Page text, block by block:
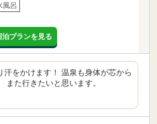
風呂
プランを見る
汗をかけます！ 温泉も身体が芯から
また行きたいと思います。